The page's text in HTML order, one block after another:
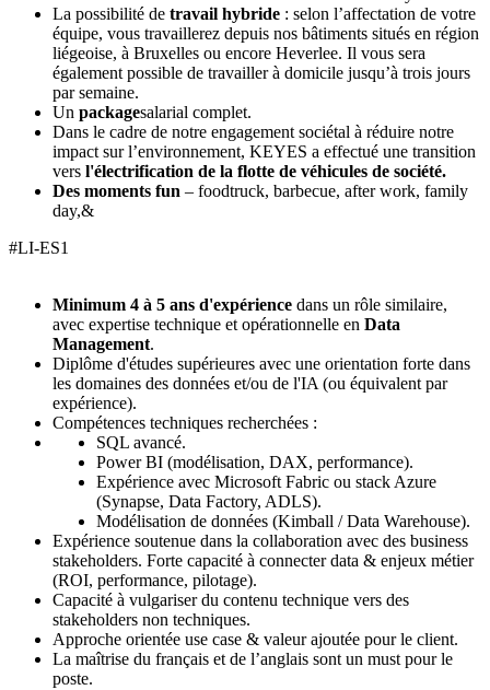
La possibilité de travail hybride : selon l’affectation de votre
équipe, vous travaillerez depuis nos bâtiments situés en région
liégeoise, à Bruxelles ou encore Heverlee. Il vous sera
également possible de travailler à domicile jusqu’à trois jours
par semaine.
Un packagesalarial complet.
Dans le cadre de notre engagement sociétal à réduire notre
impact sur l’environnement, KEYES a effectué une transition
vers l'électrification de la flotte de véhicules de société.
Des moments fun – foodtruck, barbecue, after work, family
day,&
#LI-ES1
Minimum 4 à 5 ans d'expérience dans un rôle similaire,
avec expertise technique et opérationnelle en Data
Management.
Diplôme d'études supérieures avec une orientation forte dans
les domaines des données et/ou de l'IA (ou équivalent par
expérience).
Compétences techniques recherchées :
SQL avancé.
Power BI (modélisation, DAX, performance).
Expérience avec Microsoft Fabric ou stack Azure
(Synapse, Data Factory, ADLS).
Modélisation de données (Kimball / Data Warehouse).
Expérience soutenue dans la collaboration avec des business
stakeholders. Forte capacité à connecter data & enjeux métier
(ROI, performance, pilotage).
Capacité à vulgariser du contenu technique vers des
stakeholders non techniques.
Approche orientée use case & valeur ajoutée pour le client.
La maîtrise du français et de l’anglais sont un must pour le
poste.